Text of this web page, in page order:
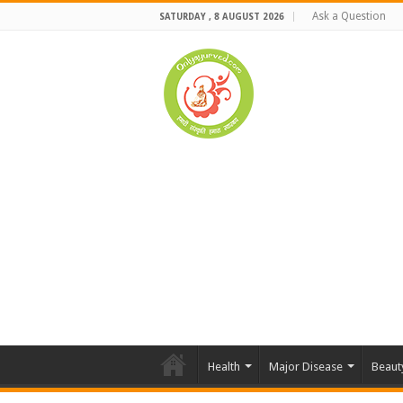
SATURDAY , 8 AUGUST 2026 Ask a Question
Health Major Disease